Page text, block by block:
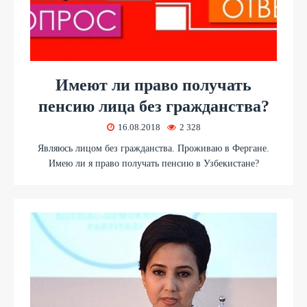
​Имеют ли право получать
пенсию лица без гражданства?
16.08.2018 2 328
Являюсь лицом без гражданства. Проживаю в Фергане.
Имею ли я право получать пенсию в Узбекистане?